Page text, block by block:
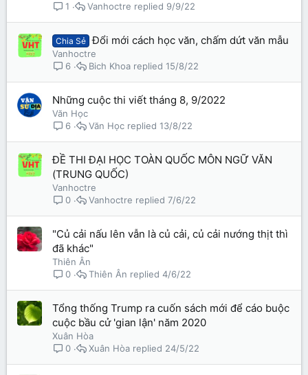
1
9/9/22
Vanhoctre
Chia Sẻ Đổi mới cách học văn, chấm dứt văn mẫu
Vanhoctre
6
15/8/22
Bich Khoa
Những cuộc thi viết tháng 8, 9/2022
Văn Học
6
13/8/22
Văn Học
ĐỀ THI ĐẠI HỌC TOÀN QUỐC MÔN NGỮ VĂN
(TRUNG QUỐC)
Vanhoctre
0
7/6/22
Vanhoctre
"Củ cải nấu lên vẫn là củ cải, củ cải nướng thịt thì
đã khác"
Thiên Ân
0
4/6/22
Thiên Ân
Tổng thống Trump ra cuốn sách mới để cáo buộc
cuộc bầu cử 'gian lận' năm 2020
Xuân Hòa
0
24/5/22
Xuân Hòa